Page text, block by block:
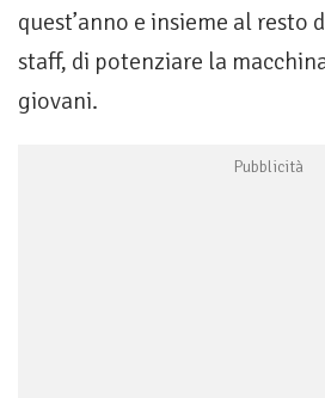
quest’anno e insieme al resto
staff, di potenziare la
giovani.